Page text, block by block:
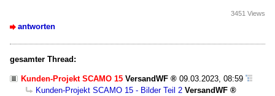
antworten
3451 Views
gesamter Thread:
Kunden-Projekt SCAMO 15 VersandWF
09.03.2023, 08:59
Kunden-Projekt SCAMO 15 - Bilder Teil 2 VersandWF